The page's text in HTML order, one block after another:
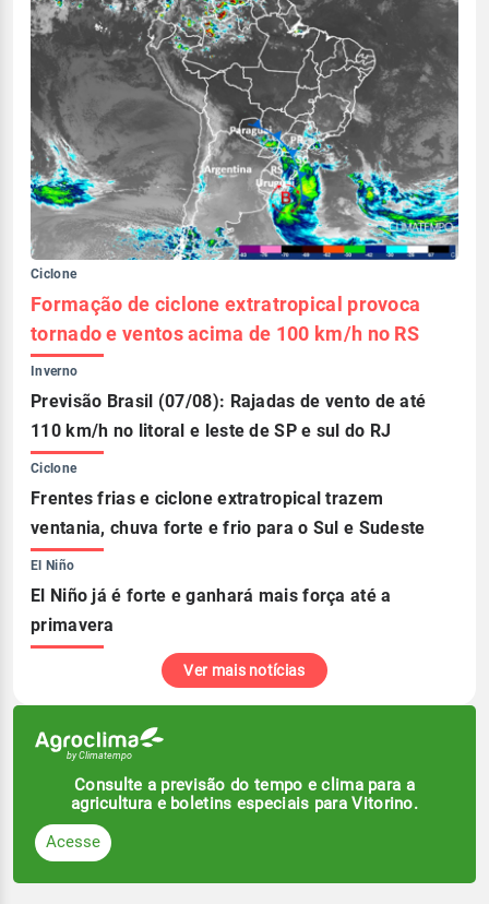
Ciclone
Formação de ciclone extratropical provoca
tornado e ventos acima de 100 km/h no RS
Inverno
Previsão Brasil (07/08): Rajadas de vento de até
110 km/h no litoral e leste de SP e sul do RJ
Ciclone
Frentes frias e ciclone extratropical trazem
ventania, chuva forte e frio para o Sul e Sudeste
El Niño
El Niño já é forte e ganhará mais força até a
primavera
Ver mais notícias
Consulte a previsão do tempo e clima para a
agricultura e boletins especiais para Vitorino.
Acesse